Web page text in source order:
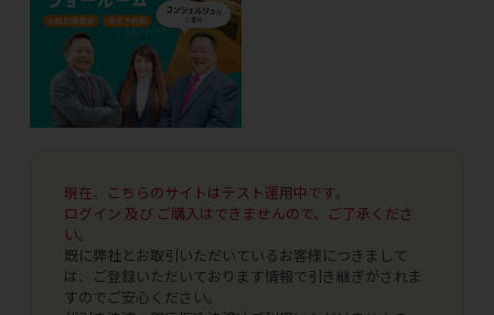
現在、こちらのサイトはテスト運用中です。
ログイン 及び ご購入はできませんので、ご了承くださ
い。
既に弊社とお取引いただいているお客様につきまして
は、ご登録いただいております情報で引き継ぎがされま
すのでご安心ください。